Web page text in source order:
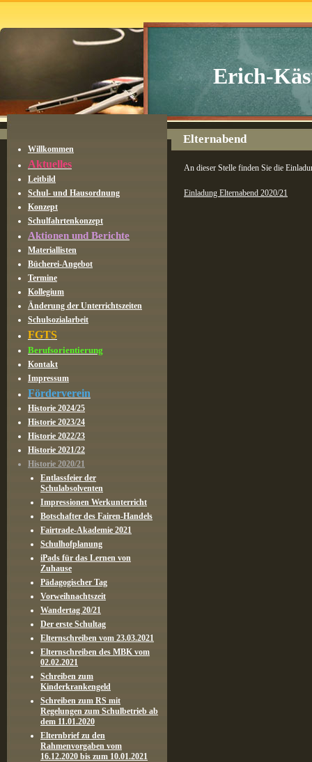
Erich-
Willkommen
Aktuelles
Leitbild
Schul- und Hausordnung
Konzept
Schulfahrtenkonzept
Aktionen und Berichte
Materiallisten
Bücherei-Angebot
Termine
Kollegium
Änderung der Unterrichtszeiten
Schulsozialarbeit
FGTS
Berufsorientierung
Kontakt
Impressum
Förderverein
Historie 2024/25
Historie 2023/24
Historie 2022/23
Historie 2021/22
Historie 2020/21
Entlassfeier der
Schulabsolventen
Impressionen Werkunterricht
Botschafter des Fairen-Handels
Fairtrade-Akademie 2021
Schulhofplanung
iPads für das Lernen von
Zuhause
Pädagogischer Tag
Vorweihnachtszeit
Wandertag 20/21
Der erste Schultag
Elternschreiben vom 23.03.2021
Elternschreiben des MBK vom
02.02.2021
Schreiben zum
Kinderkrankengeld
Schreiben zum RS mit
Regelungen zum Schulbetrieb ab
dem 11.01.2020
Elternbrief zu den
Rahmenvorgaben vom
16.12.2020 bis zum 10.01.2021
Elternabend
An dieser Stelle finden Sie die
Einladung Elternabend 2020/21